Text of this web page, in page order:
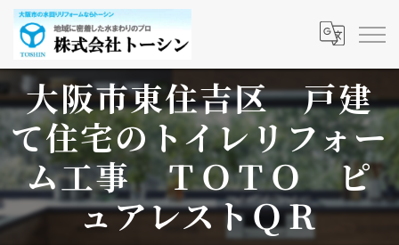
大阪市東住吉区 戸建
て住宅のトイレリフォー
ム工事 ＴＯＴＯ ピ
ュアレストＱＲ